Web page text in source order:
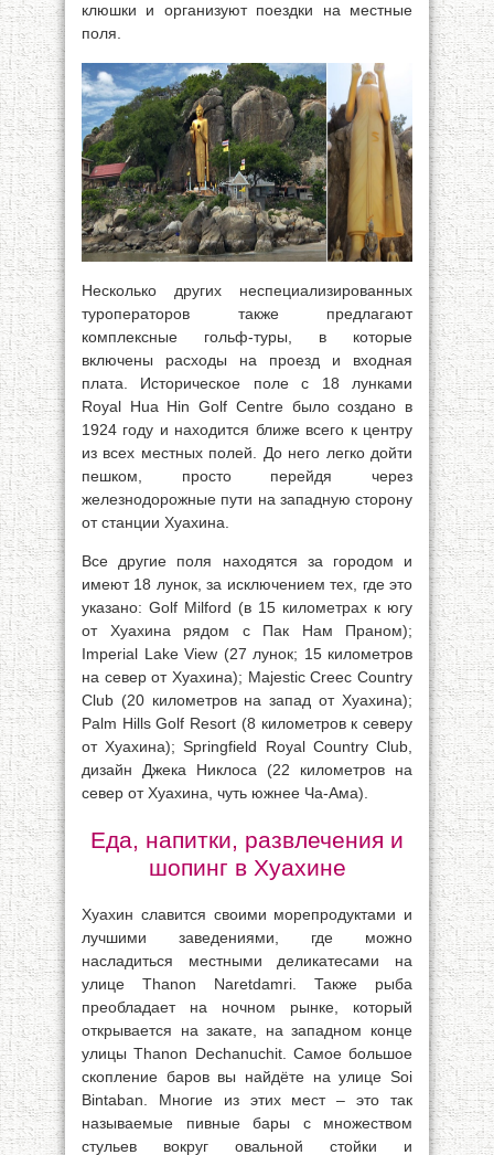
клюшки и организуют поездки на местные
поля.
Несколько других неспециализированных
туроператоров также предлагают
комплексные гольф-туры, в которые
включены расходы на проезд и входная
плата. Историческое поле с 18 лунками
Royal Hua Hin Golf Centre было создано в
1924 году и находится ближе всего к центру
из всех местных полей. До него легко дойти
пешком, просто перейдя через
железнодорожные пути на западную сторону
от станции Хуахина.
Все другие поля находятся за городом и
имеют 18 лунок, за исключением тех, где это
указано: Golf Milford (в 15 километрах к югу
от Хуахина рядом с Пак Нам Праном);
Imperial Lake View (27 лунок; 15 километров
на север от Хуахина); Majestic Сrеес Country
Club (20 километров на запад от Хуахина);
Palm Hills Golf Resort (8 километров к северу
от Хуахина); Springfield Royal Country Club,
дизайн Джека Никлоса (22 километров на
север от Хуахина, чуть южнее Ча-Ама).
Еда, напитки, развлечения и
шопинг в Хуахине
Хуахин славится своими морепродуктами и
лучшими заведениями, где можно
насладиться местными деликатесами на
улице Thanon Naretdamri. Также рыба
преобладает на ночном рынке, который
открывается на закате, на западном конце
улицы Thanon Dechanuchit. Самое большое
скопление баров вы найдёте на улице Soi
Bintaban. Многие из этих мест – это так
называемые пивные бары с множеством
стульев вокруг овальной стойки и